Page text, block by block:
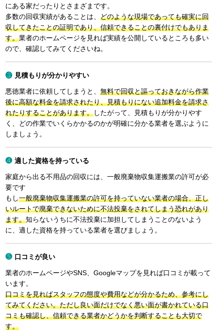
にある家だったりとさまざまです。
多数の回収実績があることは、どのような現場であっても確実に回
収してきたことの証明であり、信頼できることの裏付けでもありま
す。業者のホームページを見れば実績を公開しているところも多い
ので、確認してみてくださいね。
見積もりが分かりやすい
悪徳業者に依頼してしまうと、無料で回収と謳っておきながら作業
後に高額な料金を請求されたり、見積もりにない追加料金を請求さ
れたりすることがあります。したがって、見積もりが分かりやす
く、どの作業でいくらかかるのかが明確に分かる業者を選ぶように
しましょう。
適した資格を持っている
家庭から出る不用品の回収には、一般廃棄物収集運搬業の許可が必
要です
もし一般廃棄物収集運搬業の許可を持っていない業者の場合、正し
いルートで廃棄できないために不法投棄をされてしまう恐れがあり
ます。知らないうちに不法投棄に加担してしまうことのないよう
に、適した資格を持っている業者を選びましょう。
口コミが良い
業者のホームページやSNS、Googleマップを見れば口コミが載って
います。
口コミを見ればスタッフの態度や費用などが分かるため、参考にし
てみてください。ただし良い面だけでなく悪い面が書かれている口
コミも確認し、信頼できる業者かどうかを判断することも大切で
す。